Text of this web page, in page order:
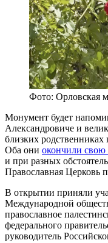
Фото: Орловская
Монумент будет
Александровиче и
близких родственниках
Оба они окончили свою
и при разных
Православная Церковь
В открытии приняли
Международной
православное
федерального
руководитель